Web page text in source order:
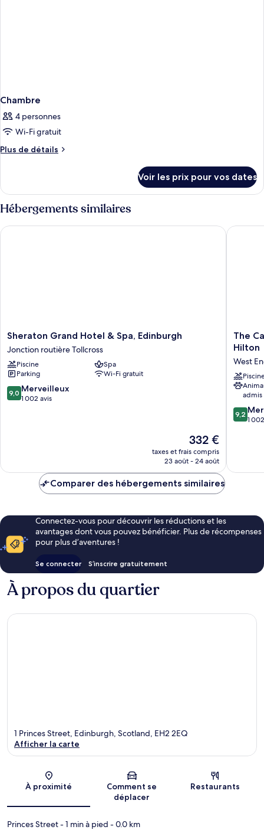
Chambre
4 personnes
Wi-Fi gratuit
Plus de détails
Plus
le
type
de
Chambre
Voir les prix pour vos dates
Hébergements similaires
Sheraton
Grand
Hotel
&
Spa,
Edinburgh
Jonction
Sheraton Grand Hotel & Spa, Edinburgh
Jonction routière Tollcross
Piscine
Spa
Parking
Wi-Fi gratuit
9.0
sur
9,0 Merveilleux
1 002 avis
Le
nouveau
prix
de
332 €
taxes et frais compris
23 août - 24 août
Sheraton Grand Hotel & Spa, Edinburgh
The
Curio
by
Hilton
West
End
The
Hilton
West
admis
9.2
sur
9,2
1
The
Comparer des hébergements similaires
Connectez-vous pour découvrir les réductions et les
avantages dont vous pouvez bénéficier. Plus de récompenses
pour plus d’aventures !
Se connecter S’inscrire gratuitement
À propos du quartier
Carte
1 Princes Street, Edinburgh, Scotland, EH2 2EQ
Afficher la carte
À proximité
Comment se
déplacer
Restaurants
Princes Street- 1 min à pied - 0.0 km